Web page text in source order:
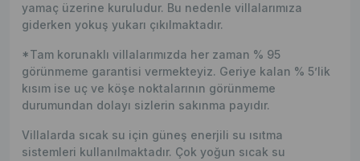
yamaç üzerine kuruludur. Bu nedenle villalarımıza
giderken yokuş yukarı çıkılmaktadır.
*Tam korunaklı villalarımızda her zaman % 95
görünmeme garantisi vermekteyiz. Geriye kalan % 5’lik
kısım ise uç ve köşe noktalarının görünmeme
durumundan dolayı sizlerin sakınma payıdır.
Villalarda sıcak su için güneş enerjili su ısıtma
sistemleri kullanılmaktadır. Çok yoğun sıcak su